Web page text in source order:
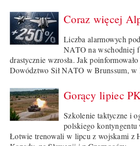
Coraz więcej
Liczba alarmowych
NATO na wschodniej
drastycznie wzrosła. Jak poinformowało
Dowództwo Sił NATO w Brunssum,
Gorący lipiec
Szkolenie taktyczne i
polskiego kontyngentu
Łotwie trenowali w lipcu z wojskami z